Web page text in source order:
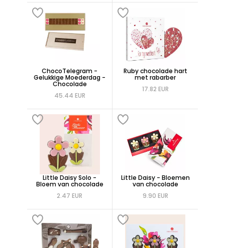
ChocoTelegram -
Gelukkige Moederdag -
Chocolade
45.44 EUR
Ruby chocolade hart
met rabarber
17.82 EUR
Little Daisy Solo -
Bloem van chocolade
2.47 EUR
Little Daisy - Bloemen
van chocolade
9.90 EUR